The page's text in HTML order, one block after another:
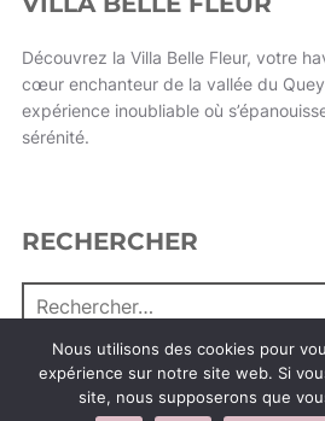
Découvrez la Villa Belle Fleur, votre
cœur enchanteur de la vallée du
expérience inoubliable où
sérénité.
RECHERCHER
Nous utilisons des cookies pour
expérience sur notre site web. Si
site, nous supposerons que